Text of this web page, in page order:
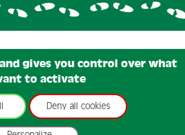
DE VENTE
gives you control over what
to activate
Deny all cookies